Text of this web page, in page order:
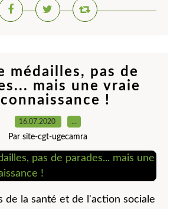
médailles, pas de
mais une vraie
!
16.07.2020 …
Par site-cgt-ugecamra
de la santé et de l'action sociale